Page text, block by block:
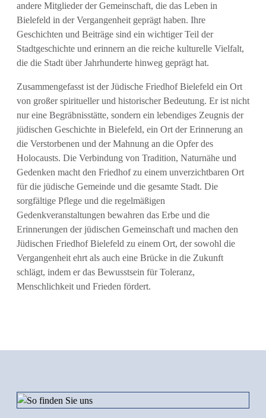
andere Mitglieder der Gemeinschaft, die das Leben in
Bielefeld in der Vergangenheit geprägt haben. Ihre
Geschichten und Beiträge sind ein wichtiger Teil der
Stadtgeschichte und erinnern an die reiche kulturelle Vielfalt,
die die Stadt über Jahrhunderte hinweg geprägt hat.
Zusammengefasst ist der Jüdische Friedhof Bielefeld ein Ort
von großer spiritueller und historischer Bedeutung. Er ist nicht
nur eine Begräbnisstätte, sondern ein lebendiges Zeugnis der
jüdischen Geschichte in Bielefeld, ein Ort der Erinnerung an
die Verstorbenen und der Mahnung an die Opfer des
Holocausts. Die Verbindung von Tradition, Naturnähe und
Gedenken macht den Friedhof zu einem unverzichtbaren Ort
für die jüdische Gemeinde und die gesamte Stadt. Die
sorgfältige Pflege und die regelmäßigen
Gedenkveranstaltungen bewahren das Erbe und die
Erinnerungen der jüdischen Gemeinschaft und machen den
Jüdischen Friedhof Bielefeld zu einem Ort, der sowohl die
Vergangenheit ehrt als auch eine Brücke in die Zukunft
schlägt, indem er das Bewusstsein für Toleranz,
Menschlichkeit und Frieden fördert.